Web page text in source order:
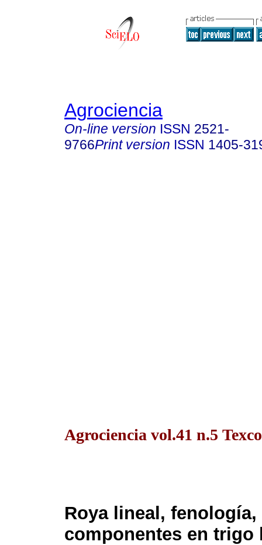
Agrociencia
On-line version ISSN 2521-
9766Print version ISSN 1405-
Agrociencia vol.41 n.5
Roya lineal,
componentes en trigo